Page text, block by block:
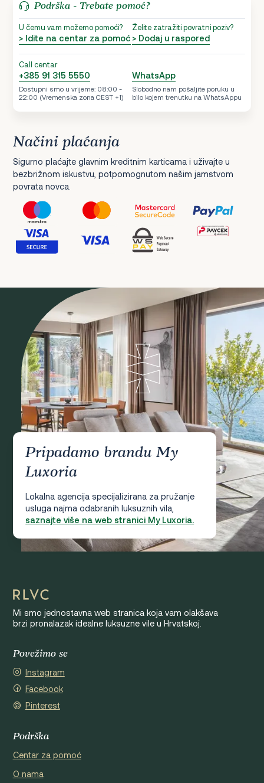
Podrška - Trebate pomoć?
U čemu vam možemo pomoći?
> Idite na centar za pomoć
Želite zatražiti povratni poziv?
> Dodaj u raspored
Call centar
+385 91 315 5550
Dostupni smo u vrijeme: 08:00 -
22:00 (Vremenska zona CEST +1)
WhatsApp
Slobodno nam pošaljite poruku u
bilo kojem trenutku na WhatsAppu
Načini plaćanja
Sigurno plaćajte glavnim kreditnim karticama i uživajte u
bezbrižnom iskustvu, potpomognutom našim jamstvom
povrata novca.
Pripadamo brandu My
Luxoria
Lokalna agencija specijalizirana za pružanje
usluga najma odabranih luksuznih vila,
saznajte više na web stranici My Luxoria.
Mi smo jednostavna web stranica koja vam olakšava
brzi pronalazak idealne luksuzne vile u Hrvatskoj.
Povežimo se
Instagram
Facebook
Pinterest
Podrška
Centar za pomoć
O nama